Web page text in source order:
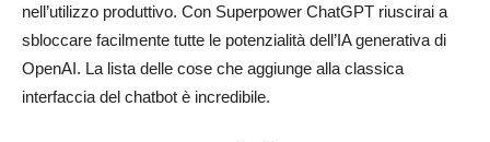
nell’utilizzo produttivo. Con Superpower ChatGPT riuscirai a
sbloccare facilmente tutte le potenzialità dell’IA generativa di
OpenAI. La lista delle cose che aggiunge alla classica
interfaccia del chatbot è incredibile.